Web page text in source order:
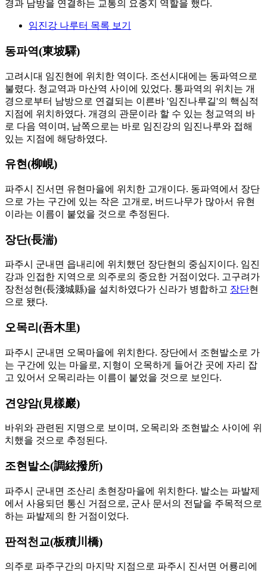
경과 남방을 연결하는 교통의 요충지 역할을 했다.
임진강 나루터 목록 보기
동파역(東坡驛)
고려시대 임진현에 위치한 역이다. 조선시대에는 동파역으로
불렸다. 청교역과 마산역 사이에 있었다. 통파역의 위치는 개
경으로부터 남방으로 연결되는 이른바 '임진나루길'의 핵심적
지점에 위치하였다. 개경의 관문이라 할 수 있는 청교역의 바
로 다음 역이며, 남쪽으로는 바로 임진강의 임진나루와 접해
있는 지점에 해당하였다.
유현(柳峴)
파주시 진서면 유현마을에 위치한 고개이다. 동파역에서 장단
으로 가는 구간에 있는 작은 고개로, 버드나무가 많아서 유현
이라는 이름이 붙었을 것으로 추정된다.
장단(長湍)
파주시 군내면 읍내리에 위치했던 장단현의 중심지이다. 임진
강과 인접한 지역으로 의주로의 중요한 거점이었다. 고구려가
장천성현(長淺城縣)을 설치하였다가 신라가 병합하고 장단현
으로 됐다.
오목리(吾木里)
파주시 군내면 오목마을에 위치한다. 장단에서 조현발소로 가
는 구간에 있는 마을로, 지형이 오목하게 들어간 곳에 자리 잡
고 있어서 오목리라는 이름이 붙었을 것으로 보인다.
견양암(見樣巖)
바위와 관련된 지명으로 보이며, 오목리와 조현발소 사이에 위
치했을 것으로 추정된다.
조현발소(調絃撥所)
파주시 군내면 조산리 초현장마을에 위치한다. 발소는 파발제
에서 사용되던 통신 거점으로, 군사 문서의 전달을 주목적으로
하는 파발제의 한 거점이었다.
판적천교(板積川橋)
의주로 파주구간의 마지막 지점으로 파주시 진서면 어룡리에